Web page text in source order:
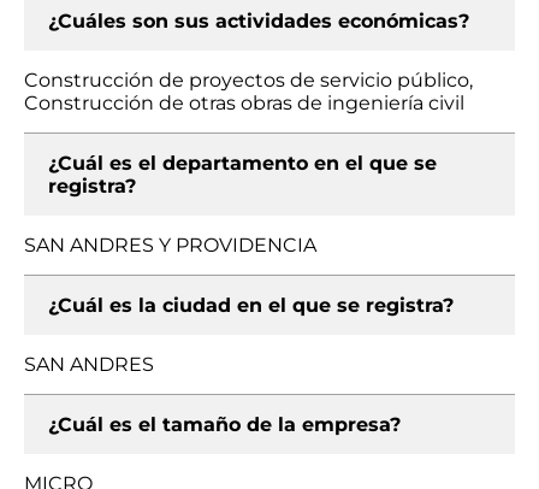
¿Cuáles son sus actividades económicas?
Construcción de proyectos de servicio público,
Construcción de otras obras de ingeniería civil
¿Cuál es el departamento en el que se
registra?
SAN ANDRES Y PROVIDENCIA
¿Cuál es la ciudad en el que se registra?
SAN ANDRES
¿Cuál es el tamaño de la empresa?
MICRO